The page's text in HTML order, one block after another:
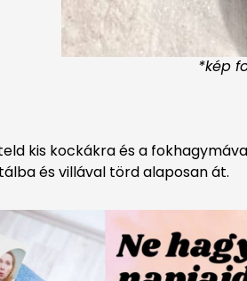
*kép
kis kockákra és a
és villával törd alaposan át.